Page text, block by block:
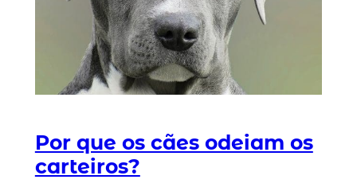
Por que os cães odeiam os
carteiros?